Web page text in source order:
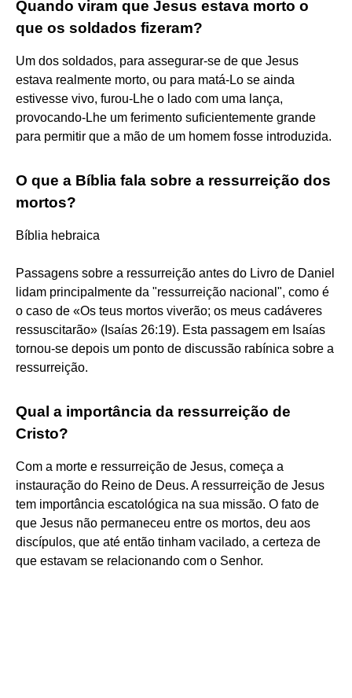
Quando viram que Jesus estava morto o
que os soldados fizeram?
Um dos soldados, para assegurar-se de que Jesus
estava realmente morto, ou para matá-Lo se ainda
estivesse vivo, furou-Lhe o lado com uma lança,
provocando-Lhe um ferimento suficientemente grande
para permitir que a mão de um homem fosse introduzida.
O que a Bíblia fala sobre a ressurreição dos
mortos?
Bíblia hebraica
Passagens sobre a ressurreição antes do Livro de Daniel
lidam principalmente da "ressurreição nacional", como é
o caso de «Os teus mortos viverão; os meus cadáveres
ressuscitarão» (Isaías 26:19). Esta passagem em Isaías
tornou-se depois um ponto de discussão rabínica sobre a
ressurreição.
Qual a importância da ressurreição de
Cristo?
Com a morte e ressurreição de Jesus, começa a
instauração do Reino de Deus. A ressurreição de Jesus
tem importância escatológica na sua missão. O fato de
que Jesus não permaneceu entre os mortos, deu aos
discípulos, que até então tinham vacilado, a certeza de
que estavam se relacionando com o Senhor.